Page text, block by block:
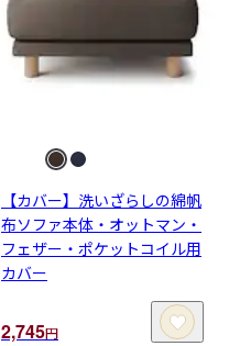
【カバー】洗いざらしの綿帆
布ソファ本体・オットマン・
フェザー・ポケットコイル用
カバー
2,745円